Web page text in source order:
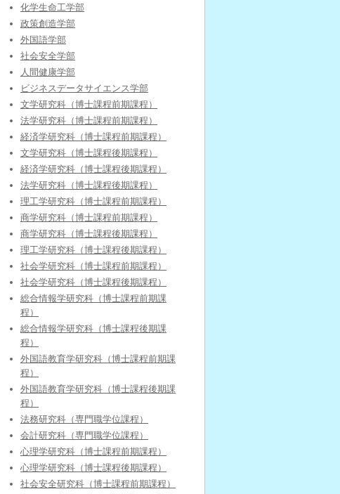
化学生命工学部
政策創造学部
外国語学部
社会安全学部
人間健康学部
ビジネスデータサイエンス学部
文学研究科（博士課程前期課程）
法学研究科（博士課程前期課程）
経済学研究科（博士課程前期課程）
文学研究科（博士課程後期課程）
経済学研究科（博士課程後期課程）
法学研究科（博士課程後期課程）
理工学研究科（博士課程前期課程）
商学研究科（博士課程前期課程）
商学研究科（博士課程後期課程）
理工学研究科（博士課程後期課程）
社会学研究科（博士課程前期課程）
社会学研究科（博士課程後期課程）
総合情報学研究科（博士課程前期課
程）
総合情報学研究科（博士課程後期課
程）
外国語教育学研究科（博士課程前期課
程）
外国語教育学研究科（博士課程後期課
程）
法務研究科（専門職学位課程）
会計研究科（専門職学位課程）
心理学研究科（博士課程前期課程）
心理学研究科（博士課程後期課程）
社会安全研究科（博士課程前期課程）